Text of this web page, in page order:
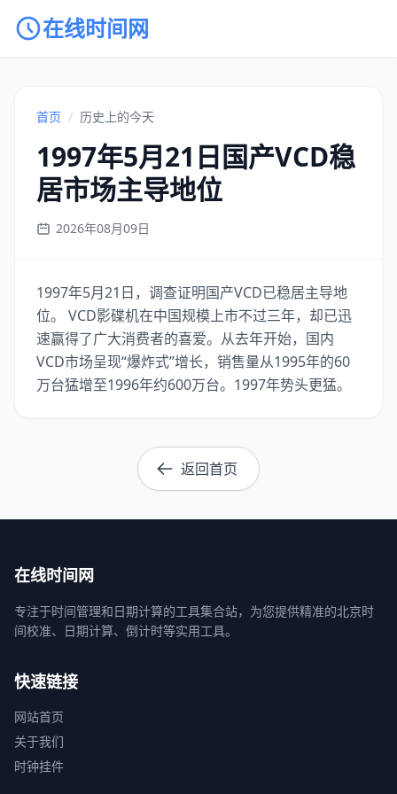
在线时间网
首页 / 历史上的今天
1997年5月21日国产VCD稳
居市场主导地位
2026年08月09日
1997年5月21日，调查证明国产VCD已稳居主导地
位。 VCD影碟机在中国规模上市不过三年，却已迅
速赢得了广大消费者的喜爱。从去年开始，国内
VCD市场呈现“爆炸式”增长，销售量从1995年的60
万台猛增至1996年约600万台。1997年势头更猛。
返回首页
在线时间网
专注于时间管理和日期计算的工具集合站，为您提供精准的北京时
间校准、日期计算、倒计时等实用工具。
快速链接
网站首页
关于我们
时钟挂件